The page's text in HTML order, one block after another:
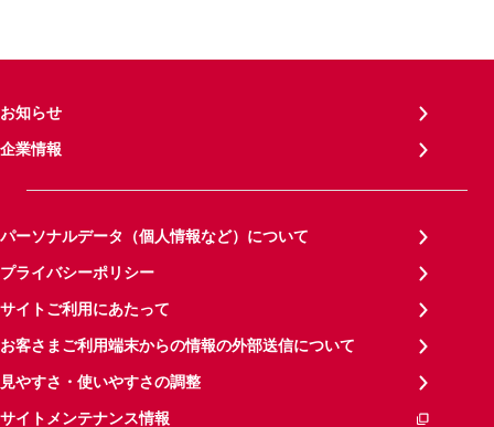
お知らせ
企業情報
パーソナルデータ（個人情報など）について
プライバシーポリシー
サイトご利用にあたって
お客さまご利用端末からの情報の外部送信について
見やすさ・使いやすさの調整
サイトメンテナンス情報